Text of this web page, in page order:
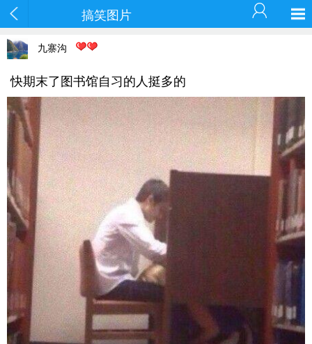
搞笑图片
九寨沟
快期末了图书馆自习的人挺多的